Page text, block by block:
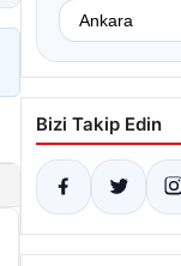
Bizi Takip Edin